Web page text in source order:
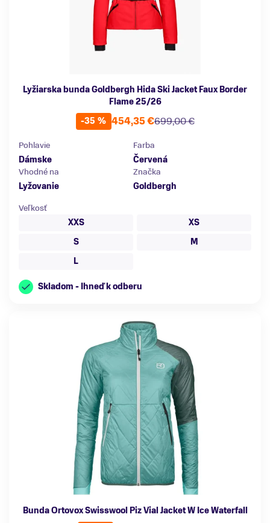
Lyžiarska bunda Goldbergh Hida Ski Jacket Faux Border
Flame 25/26
-35 %
699,00 €
454,35 €
Pohlavie
Dámske
Farba
Červená
Vhodné na
Lyžovanie
Značka
Goldbergh
Veľkosť
XXS
XS
S
M
L
Skladom - Ihneď k odberu
Bunda Ortovox Swisswool Piz Vial Jacket W Ice Waterfall